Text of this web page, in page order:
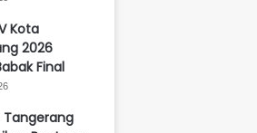
Kota
2026
Final
Tangerang